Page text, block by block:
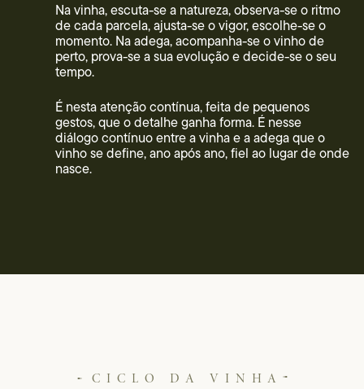
Na vinha, escuta-se a natureza, observa-se o ritmo
de cada parcela, ajusta-se o vigor, escolhe-se o
momento. Na adega, acompanha-se o vinho de
perto, prova-se a sua evolução e decide-se o seu
tempo.
É nesta atenção contínua, feita de pequenos
gestos, que o detalhe ganha forma. É nesse
diálogo contínuo entre a vinha e a adega que o
vinho se define, ano após ano, fiel ao lugar de onde
nasce.
CICLO DA VINHA